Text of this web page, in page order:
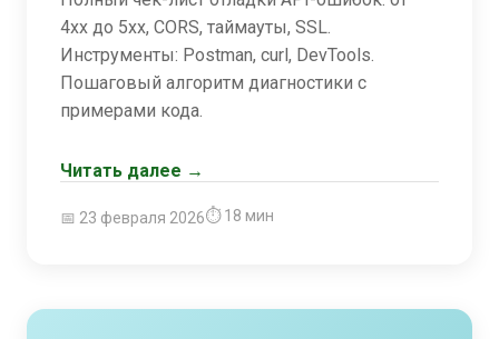
4xx до 5xx, CORS, таймауты, SSL.
Инструменты: Postman, curl, DevTools.
Пошаговый алгоритм диагностики с
примерами кода.
Читать далее →
📅 23 февраля 2026⏱ 18 мин